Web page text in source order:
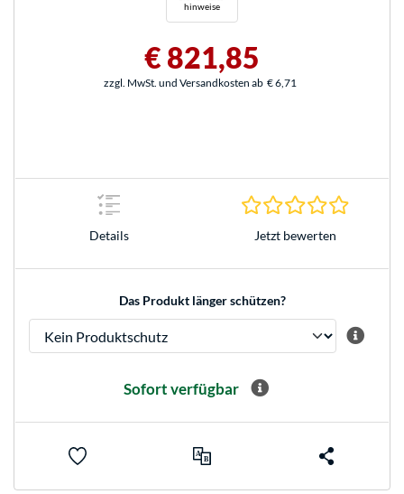
hinweise
€ 821,85
zzgl. MwSt. und Versandkosten ab € 6,71
Details Jetzt bewerten
Das Produkt länger schützen?
Sofort verfügbar